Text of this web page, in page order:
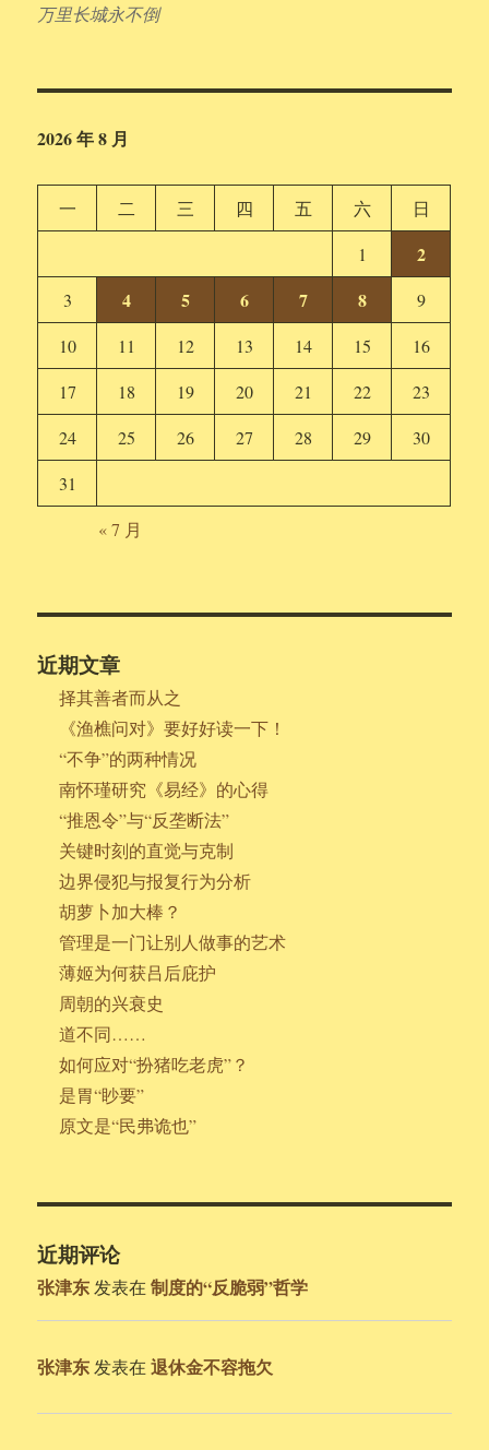
万里长城永不倒
2026 年 8 月
一 二 三 四 五 六
日
1
2
3 4 5 6 7 8
9
10
11 12 13 14 15
16
17
18 19 20 21 22
23
24
25 26 27 28 29
30
31
« 7 月
近期文章
择其善者而从之
《渔樵问对》要好好读一下！
“不争”的两种情况
南怀瑾研究《易经》的心得
“推恩令”与“反垄断法”
关键时刻的直觉与克制
边界侵犯与报复行为分析
胡萝卜加大棒？
管理是一门让别人做事的艺术
薄姬为何获吕后庇护
周朝的兴衰史
道不同……
如何应对“扮猪吃老虎”？
是胃“眇要”
原文是“民弗诡也”
近期评论
张津东 发表在制度的“反脆弱”哲学
张津东 发表在退休金不容拖欠